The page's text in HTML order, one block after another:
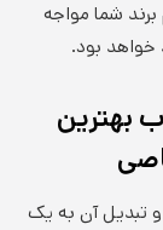
برند شما مواجه
خواهد بود.
بهترین
و تبدیل آن به یک